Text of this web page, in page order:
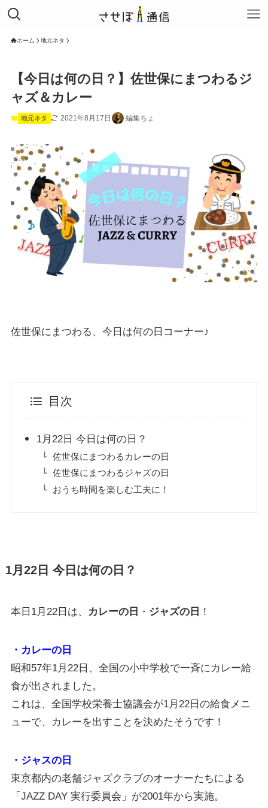
ホーム 地元ネタ
【今日は何の日？】佐世保にまつわるジ
ャズ＆カレー
地元ネタ 2021年8月17日 編集ちょ
佐世保にまつわる、今日は何の日コーナー♪
目次
1月22日 今日は何の日？
佐世保にまつわるカレーの日
佐世保にまつわるジャズの日
おうち時間を楽しむ工夫に！
1月22日 今日は何の日？
本日1月22日は、 カレーの日 ・ ジャズの日 ！
・カレーの日
昭和57年1月22日、全国の小中学校で一斉にカレー給
食が出されました。
これは、全国学校栄養士協議会が1月22日の給食メニ
ューで、カレーを出すことを決めたそうです！
・ジャスの日
東京都内の老舗ジャズクラブのオーナーたちによる
「JAZZ DAY 実行委員会」が2001年から実施。